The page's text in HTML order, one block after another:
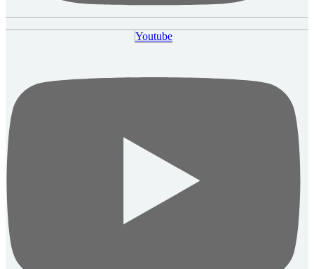
Youtube